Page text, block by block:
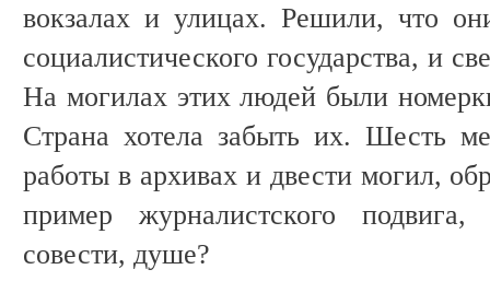
вокзалах и улицах. Решили, что
социалистического государства, и
На могилах этих людей были
Страна хотела забыть их. Шесть
работы в архивах и двести могил,
пример журналистского
совести, душе?